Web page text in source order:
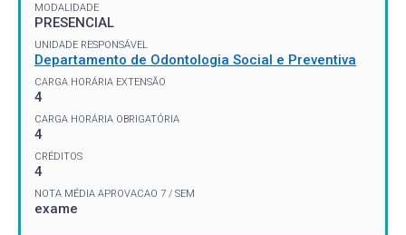
MODALIDADE
PRESENCIAL
UNIDADE RESPONSÁVEL
Departamento de Odontologia Social e Preventiva
CARGA HORÁRIA EXTENSÃO
4
CARGA HORÁRIA OBRIGATÓRIA
4
CRÉDITOS
4
NOTA MÉDIA APROVACAO 7 / SEM
exame